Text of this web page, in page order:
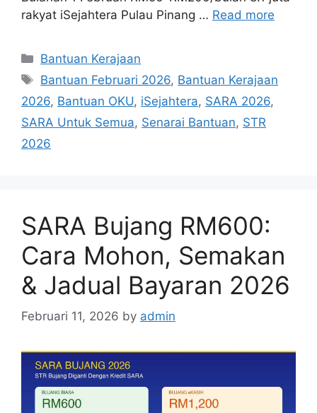
rakyat iSejahtera Pulau Pinang … Read more
Categories
Bantuan Kerajaan
Tags
Bantuan Februari 2026, Bantuan Kerajaan
2026, Bantuan OKU, iSejahtera, SARA 2026,
SARA Untuk Semua, Senarai Bantuan, STR
2026
SARA Bujang RM600:
Cara Mohon, Semakan
& Jadual Bayaran 2026
Februari 11, 2026 by admin